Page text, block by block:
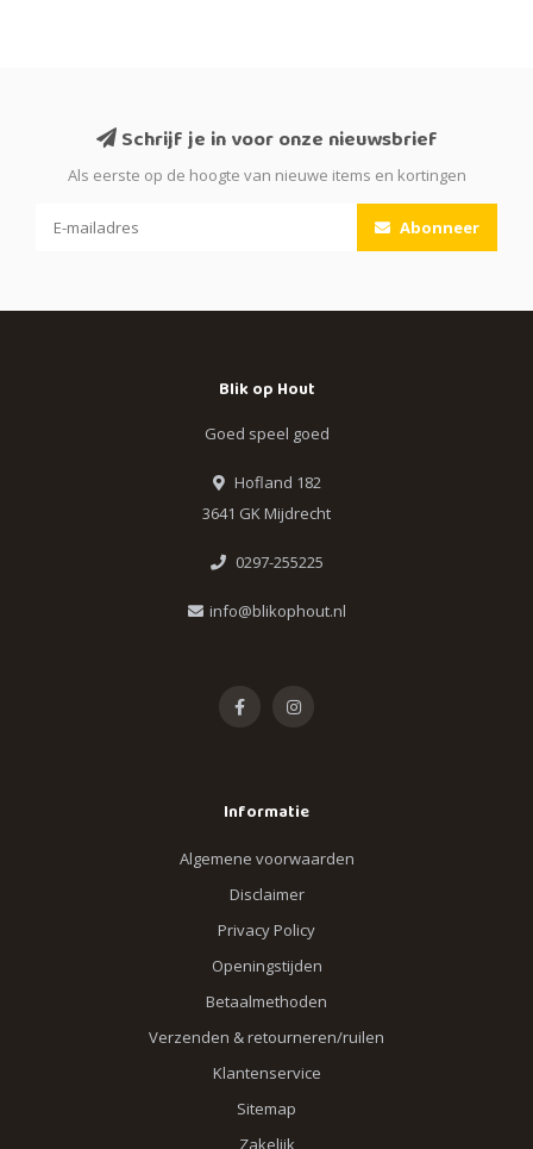
Schrijf je in voor onze nieuwsbrief
Als eerste op de hoogte van nieuwe items en kortingen
Abonneer
Blik op Hout
Goed speel goed
Hofland 182
3641 GK Mijdrecht
0297-255225
info@blikophout.nl
Informatie
Algemene voorwaarden
Disclaimer
Privacy Policy
Openingstijden
Betaalmethoden
Verzenden & retourneren/ruilen
Klantenservice
Sitemap
Zakelijk